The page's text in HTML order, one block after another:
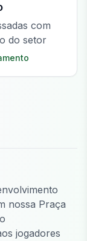
com
do setor
nossa Praça
jogadores